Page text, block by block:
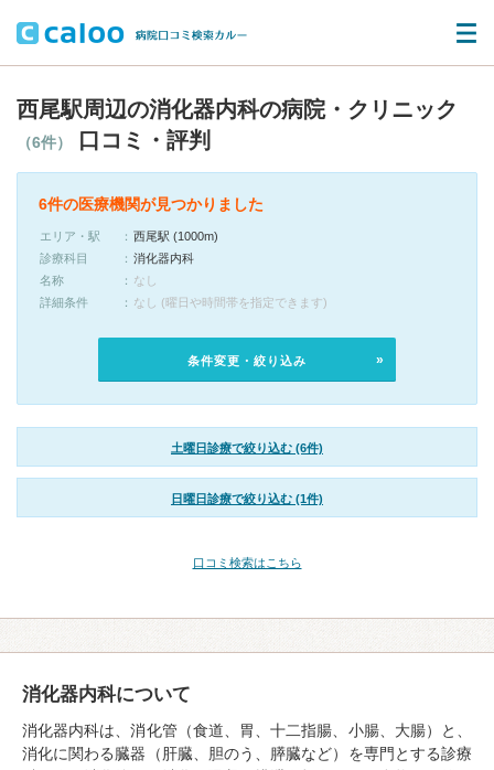
西尾駅周辺の消化器内科の病院・クリニック
（6件） 口コミ・評判
6件の医療機関が見つかりました
エリア・駅
西尾駅 (1000m)
診療科目
消化器内科
名称
なし
詳細条件
なし (曜日や時間帯を指定できます)
条件変更・絞り込み
土曜日診療で絞り込む (6件)
日曜日診療で絞り込む (1件)
口コミ検索はこちら
消化器内科について
消化器内科は、消化管（食道、胃、十二指腸、小腸、大腸）と、
消化に関わる臓器（肝臓、胆のう、膵臓など）を専門とする診療